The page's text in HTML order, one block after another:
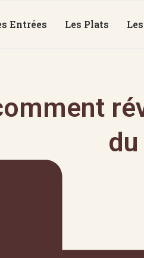
Entrées Les Plats